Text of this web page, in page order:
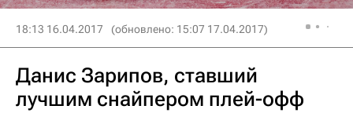
18:13 16.04.2017 (обновлено: 15:07 17.04.2017)
Данис Зарипов, ставший
лучшим снайпером плей-офф